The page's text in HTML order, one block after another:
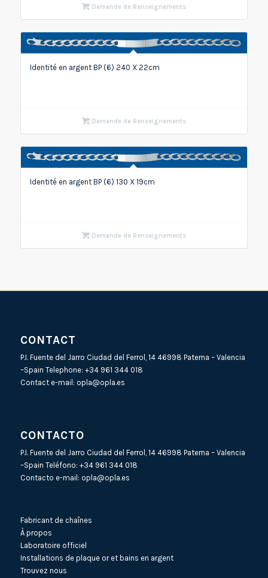
Demande de Renseignements
Identité en argent BP (6) 240 X 22cm
Demande de Renseignements
Identité en argent BP (6) 130 X 19cm
Demande de Renseignements
CONTACT
P.I. Fuente del Jarro Ciudad del Ferrol, 14 46998 Paterna – Valencia
–Spain Telephone: +34 961 344 018
Contact e-mail: opla@opla.es
CONTACTO
P.I. Fuente del Jarro Ciudad del Ferrol, 14 46998 Paterna – Valencia
–Spain Teléfono: +34 961 344 018
Contacto e-mail: opla@opla.es
Fabricant de chaînes
À propos
Laboratoire officiel
Installations de plaque or et bains en argent
Trouvez nous